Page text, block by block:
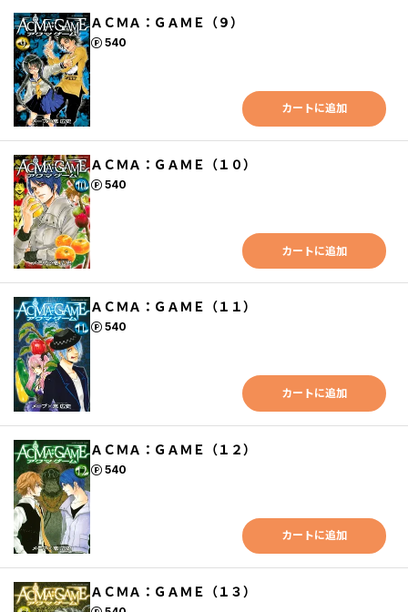
ＡＣＭＡ：ＧＡＭＥ（９）
540
ポイント
カートに追加
ＡＣＭＡ：ＧＡＭＥ（１０）
540
ポイント
カートに追加
ＡＣＭＡ：ＧＡＭＥ（１１）
540
ポイント
カートに追加
ＡＣＭＡ：ＧＡＭＥ（１２）
540
ポイント
カートに追加
ＡＣＭＡ：ＧＡＭＥ（１３）